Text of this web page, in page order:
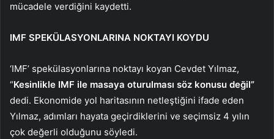
mücadele verdiğini kaydetti.
IMF SPEKÜLASYONLARINA NOKTAYI KOYDU
‘IMF’ spekülasyonlarına noktayı koyan Cevdet Yılmaz,
“Kesinlikle IMF ile masaya oturulması söz konusu değil”
dedi. Ekonomide yol haritasının netleştiğini ifade eden
Yılmaz, adımları hayata geçirdiklerini ve seçimsiz 4 yılın
çok değerli olduğunu söyledi.